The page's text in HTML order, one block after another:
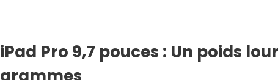
iPad Pro 9,7 pouces : Un poids